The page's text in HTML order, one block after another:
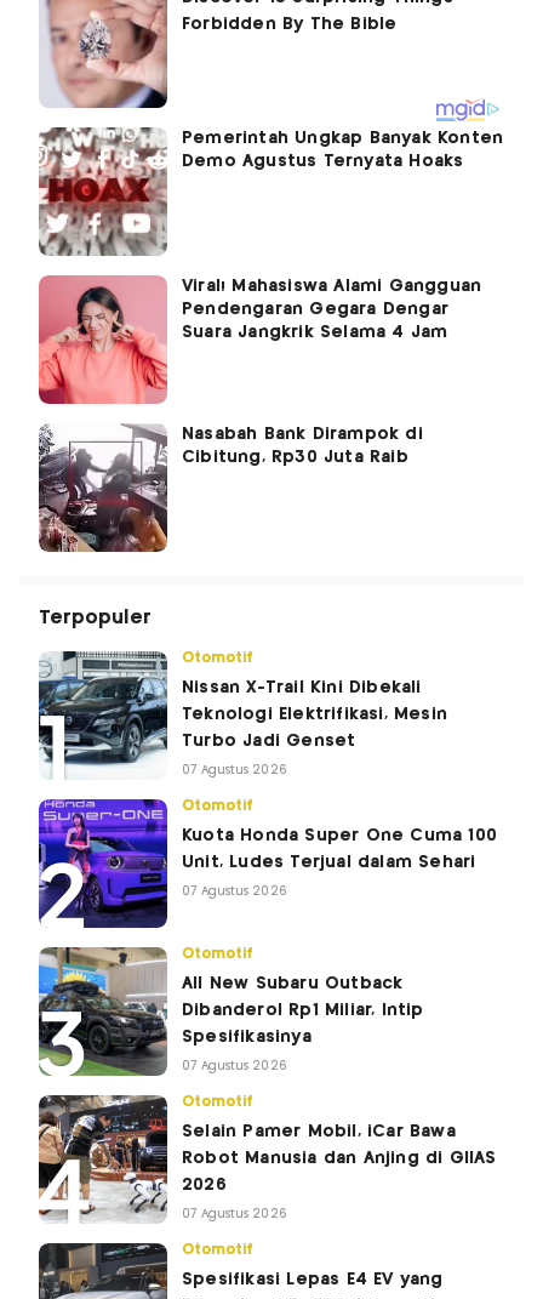
Pemerintah Ungkap Banyak Konten
Demo Agustus Ternyata Hoaks
Viral! Mahasiswa Alami Gangguan
Pendengaran Gegara Dengar
Suara Jangkrik Selama 4 Jam
Nasabah Bank Dirampok di
Cibitung, Rp30 Juta Raib
Terpopuler
Otomotif
Nissan X-Trail Kini Dibekali
Teknologi Elektrifikasi, Mesin
Turbo Jadi Genset
07 Agustus 2026
Otomotif
Kuota Honda Super One Cuma 100
Unit, Ludes Terjual dalam Sehari
07 Agustus 2026
Otomotif
All New Subaru Outback
Dibanderol Rp1 Miliar, Intip
Spesifikasinya
07 Agustus 2026
Otomotif
Selain Pamer Mobil, iCar Bawa
Robot Manusia dan Anjing di GIIAS
2026
07 Agustus 2026
Otomotif
Spesifikasi Lepas E4 EV yang